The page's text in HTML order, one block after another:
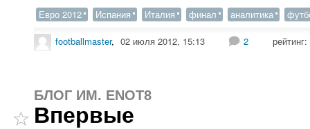
Евро 2012 Испания Италия финал аналитика
footballmaster, 02 июля 2012, 15:13 2 рейтинг:
БЛОГ ИМ. ENOT8
Впервые